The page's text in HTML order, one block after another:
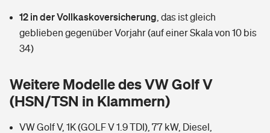
Tools
Hochwasser-Check: Wie gefährdet ist Ihr Haus?
Handyversicherung
Private Cyberversicherung
Wer versichert was: Jetzt Versicherer finden
Rentenrechner: Wie viel Geld bekomme ich im Alter?
12 in der Vollkaskoversicherung das ist gleich
geblieben gegenüber Vorjahr (auf einer Skala von 10 bis
34)
Weitere Modelle des VW Golf V
(HSN/TSN in Klammern)
VW Golf V, 1K (GOLF V 1.9 TDI), 77 kW, Diesel,